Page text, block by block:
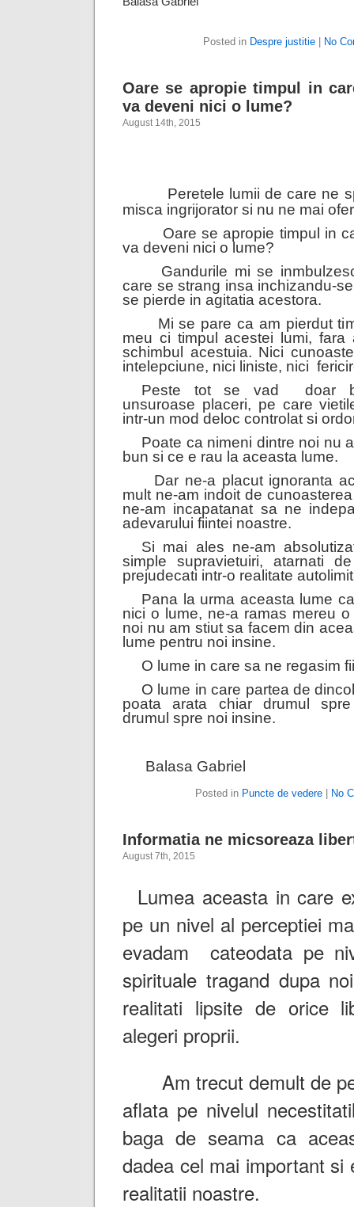
Posted in Despre justitie| No
Oare se apropie timpul in
va deveni nici o lume?
August 14th, 2015
Peretele lumii de care ne
misca ingrijorator si nu ne mai
Oare se apropie timpul in
va deveni nici o lume?
Gandurile mi se
care se strang insa inchizandu-
se pierde in agitatia acestora.
Mi se pare ca am pierdut
meu ci timpul acestei lumi, fara
schimbul acestuia. Nici
intelepciune, nici liniste, nici
Peste tot se vad doar
unsuroase placeri, pe care
intr-un mod deloc controlat si
Poate ca nimeni dintre noi nu
bun si ce e rau la aceasta lume.
Dar ne-a placut ignoranta
mult ne-am indoit de
ne-am incapatanat sa ne
adevarului fiintei noastre.
Si mai ales ne-am
simple supravietuiri, atarnati
prejudecati intr-o realitate
Pana la urma aceasta lume
nici o lume, ne-a ramas mereu
noi nu am stiut sa facem din
lume pentru noi insine.
O lume in care sa ne regasim
O lume in care partea de
poata arata chiar drumul
drumul spre noi insine.
Balasa Gabriel
Posted in Puncte de vedere No
Informatia ne micsoreaza
August 7th, 2015
Lumea aceasta in care
pe un nivel al perceptiei
evadam cateodata pe
spirituale tragand dupa
realitati lipsite de orice
alegeri proprii.
Am trecut demult de
aflata pe nivelul
baga de seama ca
dadea cel mai important si
realitatii noastre.